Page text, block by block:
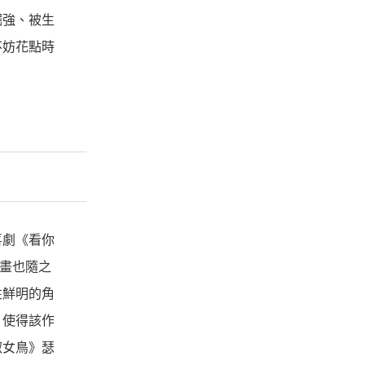
、被生
花點時
《看你
也隨之
明的角
得該作
鳥》瑟